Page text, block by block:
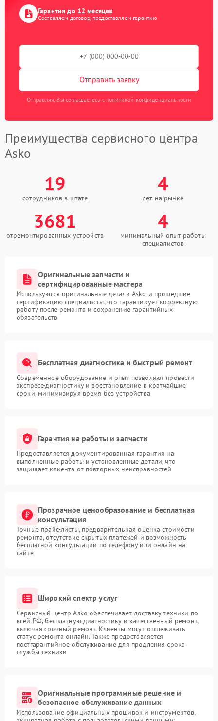
Гарантия до 12 месяцев
Составляем договор, предоставляем гарантию
Отправить заявку
Отправляя, Вы соглашаетесь с политикой конфиденциальности
Преимущества сервисного центра
Asko
19
сотрудников в штате
4
лет на рынке
3681
отремонтированных устройств
4
минимальный опыт работы
специалистов
Оригинальные запчасти и
сертифицированные мастера
Используются оригинальные детали Asko и прошедшие
сертификацию специалисты, что гарантирует корректную
работу после ремонта и сохранение гарантийных
обязательств
Бесплатная диагностика и быстрый ремонт
Современное оборудование и опыт позволяют провести
экспресс-диагностику и восстановление в кратчайшие
сроки, минимизируя время без устройства
Гарантия на работы и запчасти
Предоставляется документированная гарантия на
выполненные работы и установленные детали, что
защищает клиента от повторных неисправностей
Прозрачное ценообразование и бесплатная
консультация
Точные прайс-листы, предварительная оценка стоимости
ремонта, отсутствие скрытых платежей и возможность
бесплатной консультации по телефону или онлайн на
сайте
Широкий спектр услуг
Сервисный центр Asko обеспечивает доставку техники по
всей РФ, бесплатную диагностику и качественный ремонт,
включая срочный ремонт. Клиенты могут отслеживать
статус ремонта онлайн. Также предоставляется
постгарантийное обслуживание для продления срока
службы техники
Оригинальные программные решение и
безопасное обслуживание данных
Использование официальных прошивок и инструментов,